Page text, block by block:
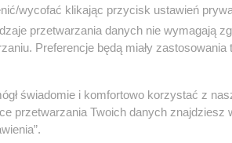
reklama
wycofać klikając przycisk ustawień
przetwarzania danych nie wymagają
Preferencje będą miały zastosowania
świadomie i komfortowo korzystać z
przetwarzania Twoich danych znajdziesz